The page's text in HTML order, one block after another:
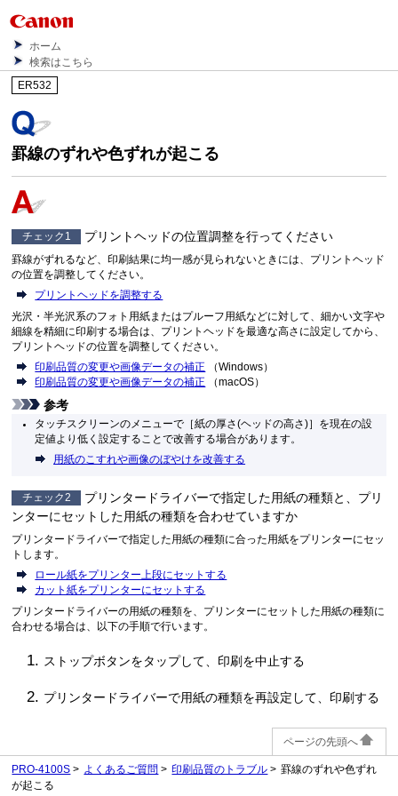
ホーム
検索はこちら
ER532
罫線のずれや色ずれが起こる
チェック1 プリントヘッドの位置調整を行ってください
罫線がずれるなど、印刷結果に均一感が見られないときには、プリントヘッド
の位置を調整してください。
プリントヘッドを調整する
光沢・半光沢系のフォト用紙またはプルーフ用紙などに対して、細かい文字や
細線を精細に印刷する場合は、プリントヘッドを最適な高さに設定してから、
プリントヘッドの位置を調整してください。
印刷品質の変更や画像データの補正
（Windows）
印刷品質の変更や画像データの補正
（macOS）
参考
タッチスクリーンのメニューで［紙の厚さ(ヘッドの高さ)］を現在の設
定値より低く設定することで改善する場合があります。
用紙のこすれや画像のぼやけを改善する
チェック2
プリンタードライバーで指定した用紙の種類と、プリ
ンターにセットした用紙の種類を合わせていますか
プリンタードライバーで指定した用紙の種類に合った用紙をプリンターにセッ
トします。
ロール紙をプリンター上段にセットする
カット紙をプリンターにセットする
プリンタードライバーの用紙の種類を、プリンターにセットした用紙の種類に
合わせる場合は、以下の手順で行います。
ストップボタンをタップして、印刷を中止する
プリンタードライバーで用紙の種類を再設定して、印刷する
ページの先頭へ
PRO-4100S よくあるご質問 印刷品質のトラブル
罫線のずれや色ずれ
が起こる